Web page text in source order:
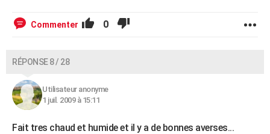
Commenter 0
RÉPONSE 8 / 28
Utilisateur anonyme
1 juil. 2009 à 15:11
Fait tres chaud et humide et il y a de bonnes averses...